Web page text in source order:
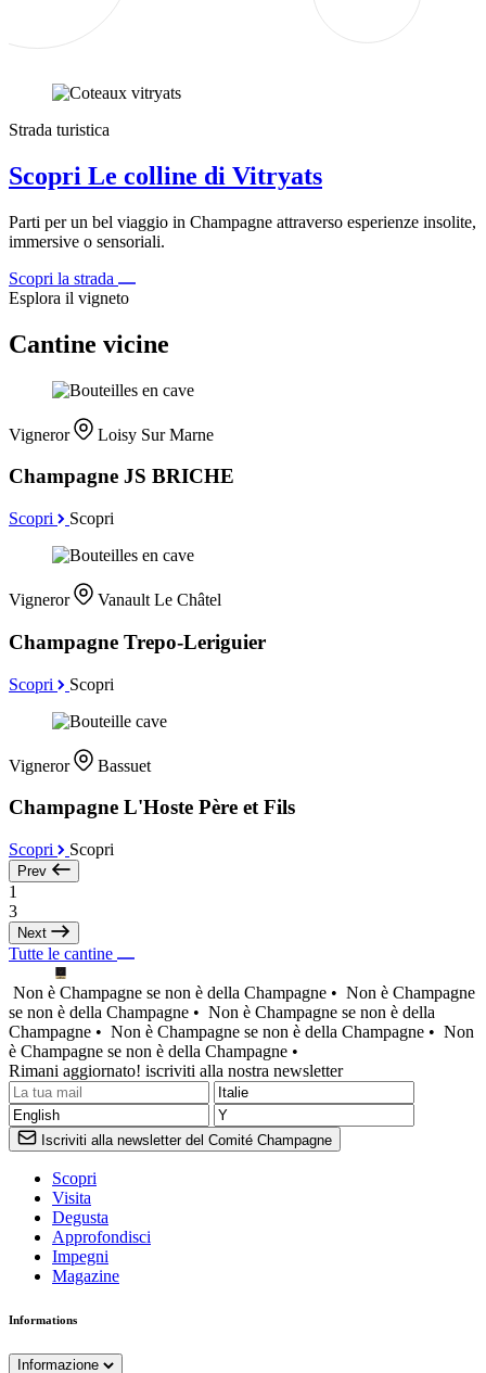
Strada turistica
Scopri Le colline di Vitryats
Parti per un bel viaggio in Champagne attraverso esperienze insolite,
immersive o sensoriali.
Scopri la strada
Esplora il vigneto
Cantine vicine
Vigneror Loisy Sur Marne
Champagne JS BRICHE
Scopri Scopri
Vigneror Vanault Le Châtel
Champagne Trepo-Leriguier
Scopri Scopri
Vigneror Bassuet
Champagne L'Hoste Père et Fils
Scopri Scopri
Prev
1
3
Next
Tutte le cantine
Non è Champagne se non è della Champagne • Non è Champagne
se non è della Champagne • Non è Champagne se non è della
Champagne • Non è Champagne se non è della Champagne • Non
è Champagne se non è della Champagne •
Rimani aggiornato! iscriviti alla nostra newsletter
Iscriviti alla newsletter del Comité Champagne
Scopri
Visita
Degusta
Approfondisci
Impegni
Magazine
Informations
Informazione